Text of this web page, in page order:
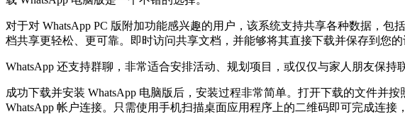
对于对 WhatsApp PC 版附加功能感兴趣的用户，该系统支持共享各种数据，
档共享更轻松、更可靠。即时访问共享文档，并能够将其直接下载并保存到您
WhatsApp 还支持群聊，非常适合安排活动、规划项目，或仅仅与家人朋友保
成功下载并安装 WhatsApp 电脑版后，安装过程非常简单。打开下载的文件并
WhatsApp 帐户连接。只需使用手机扫描桌面应用程序上的二维码即可完成连